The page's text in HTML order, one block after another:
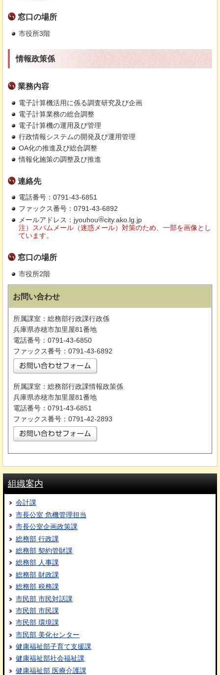
窓口の場所
市役所3階
情報政策係
業務内容
電子計算機活用に係る調査研究及び企画
電子計算業務の総合調整
電子計算機の運用及び管理
行政情報システムの開発及び運用管理
OA化の推進及び総合調整
情報化施策の調整及び推進
連絡先
電話番号：0791-43-6851
ファックス番号：0791-43-6892
メールアドレス：jyouhou
city.ako.lg.jp
注）スパムメール（迷惑メール）対策のため、一部を画像とし
ています。
窓口の場所
市役所2階
お問い合わせ
所属課室：総務部行政課行政係
兵庫県赤穂市加里屋81番地
電話番号：0791-43-6850
ファックス番号：0791-43-6892
所属課室：総務部行政課情報政策係
兵庫県赤穂市加里屋81番地
電話番号：0791-43-6851
ファックス番号：0791-42-2893
組織案内
会計課
市長公室 危機管理担当
市長公室企画政策課
総務部 行政課
総務部 契約管財課
総務部 人事課
総務部 財政課
総務部 税務課
市民部 市民対話課
市民部 市民課
市民部 環境課
市民部 美化センター
健康福祉部子育て支援課
健康福祉部社会福祉課
健康福祉部 医療介護課